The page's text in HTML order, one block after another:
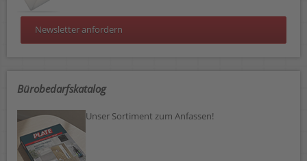
Newsletter anfordern
Bürobedarfskatalog
Unser Sortiment zum Anfassen!